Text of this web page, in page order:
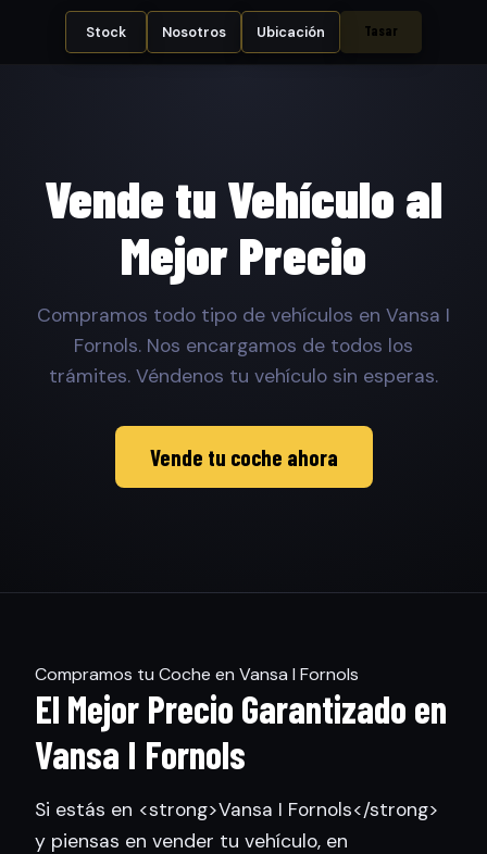
Stock Nosotros Ubicación Tasar
Vende tu Vehículo al
Mejor Precio
Compramos todo tipo de vehículos en Vansa I
Fornols. Nos encargamos de todos los
trámites. Véndenos tu vehículo sin esperas.
Vende tu coche ahora
Compramos tu Coche en Vansa I Fornols
El Mejor Precio Garantizado en
Vansa I Fornols
Si estás en <strong>Vansa I Fornols</strong>
y piensas en vender tu vehículo, en